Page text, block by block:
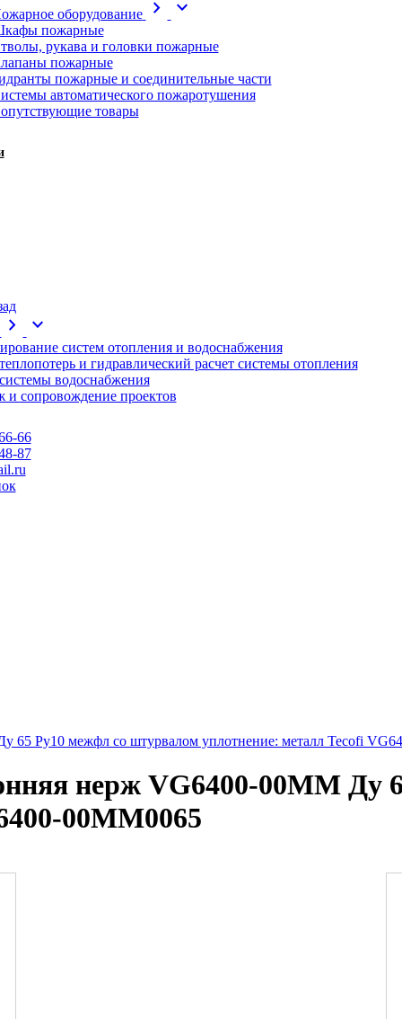
оборудование
chevron_right expand_more
пожарные
рукава и головки пожарные
пожарные
пожарные и соединительные части
автоматического пожаротушения
товары
chevron_right expand_more
систем отопления и водоснабжения
и гидравлический расчет системы отопления
водоснабжения
и сопровождение проектов
66
87
65 Ру10 межфл со штурвалом уплотнение: металл Tecofi
нерж VG6400-00MM Ду
00MM0065